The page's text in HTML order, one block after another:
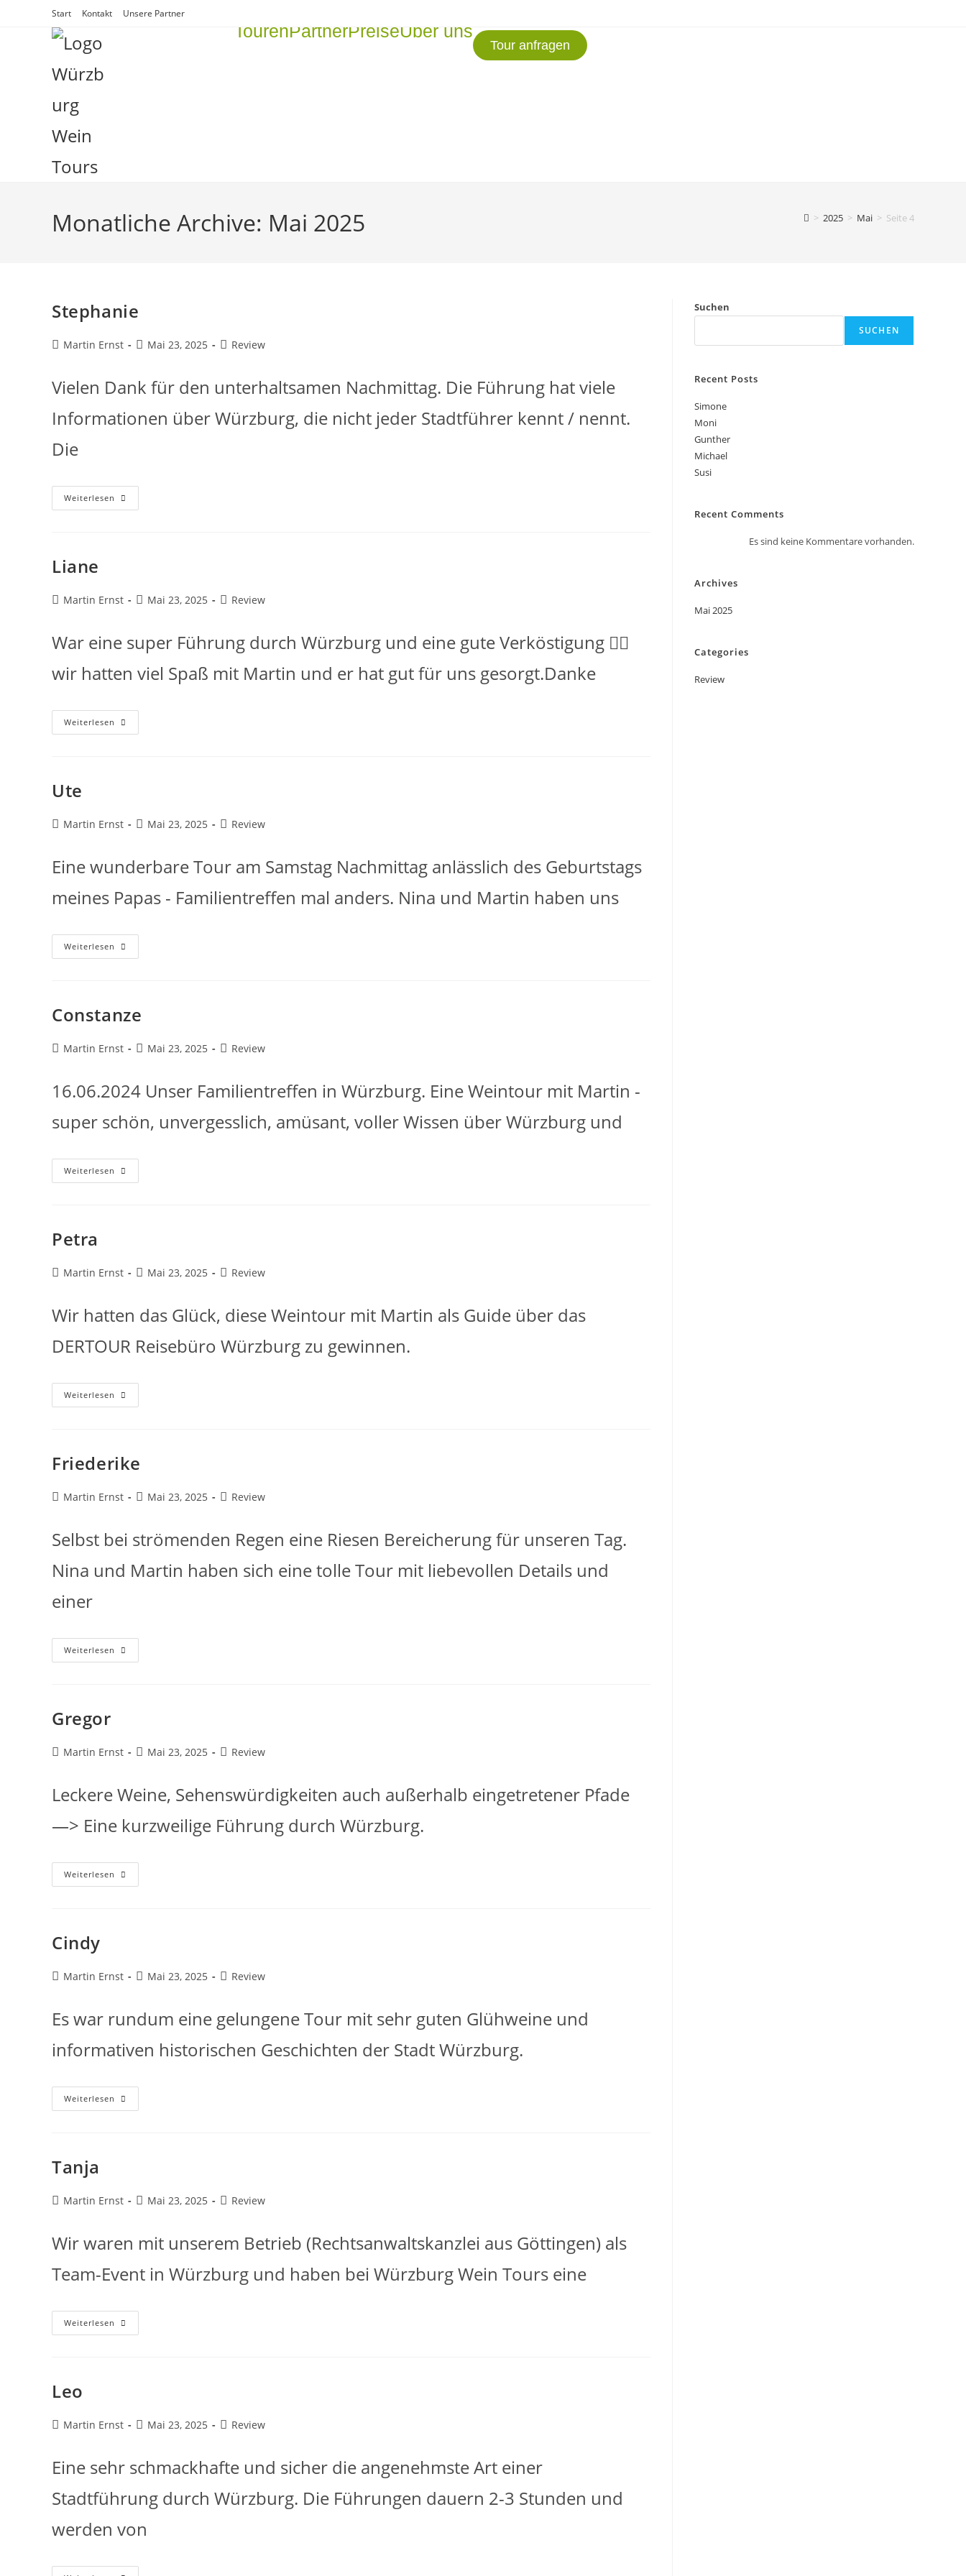
Start Kontakt Unsere Partner
TourenPartnerPreiseÜber uns
Tour anfragen
Monatliche Archive: Mai 2025 > 2025 > Mai > Seite 4
Stephanie
Martin Ernst Mai 23, 2025 Review
Vielen Dank für den unterhaltsamen Nachmittag. Die Führung hat viele
Informationen über Würzburg, die nicht jeder Stadtführer kennt / nennt.
Die
Weiterlesen
Liane
Martin Ernst Mai 23, 2025 Review
War eine super Führung durch Würzburg und eine gute Verköstigung 👍🏼
wir hatten viel Spaß mit Martin und er hat gut für uns gesorgt.Danke
Weiterlesen
Ute
Martin Ernst Mai 23, 2025 Review
Eine wunderbare Tour am Samstag Nachmittag anlässlich des Geburtstags
meines Papas - Familientreffen mal anders. Nina und Martin haben uns
Weiterlesen
Constanze
Martin Ernst Mai 23, 2025 Review
16.06.2024 Unser Familientreffen in Würzburg. Eine Weintour mit Martin -
super schön, unvergesslich, amüsant, voller Wissen über Würzburg und
Weiterlesen
Petra
Martin Ernst Mai 23, 2025 Review
Wir hatten das Glück, diese Weintour mit Martin als Guide über das
DERTOUR Reisebüro Würzburg zu gewinnen.
Weiterlesen
Friederike
Martin Ernst Mai 23, 2025 Review
Selbst bei strömenden Regen eine Riesen Bereicherung für unseren Tag.
Nina und Martin haben sich eine tolle Tour mit liebevollen Details und
einer
Weiterlesen
Gregor
Martin Ernst Mai 23, 2025 Review
Leckere Weine, Sehenswürdigkeiten auch außerhalb eingetretener Pfade
—> Eine kurzweilige Führung durch Würzburg.
Weiterlesen
Cindy
Martin Ernst Mai 23, 2025 Review
Es war rundum eine gelungene Tour mit sehr guten Glühweine und
informativen historischen Geschichten der Stadt Würzburg.
Weiterlesen
Tanja
Martin Ernst Mai 23, 2025 Review
Wir waren mit unserem Betrieb (Rechtsanwaltskanzlei aus Göttingen) als
Team-Event in Würzburg und haben bei Würzburg Wein Tours eine
Weiterlesen
Leo
Martin Ernst Mai 23, 2025 Review
Eine sehr schmackhafte und sicher die angenehmste Art einer
Stadtführung durch Würzburg. Die Führungen dauern 2-3 Stunden und
werden von
Suchen
SUCHEN
Recent Posts
Simone
Moni
Gunther
Michael
Susi
Recent Comments
Es sind keine Kommentare vorhanden.
Archives
Mai 2025
Categories
Review